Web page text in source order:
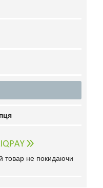
товар не покидаючи